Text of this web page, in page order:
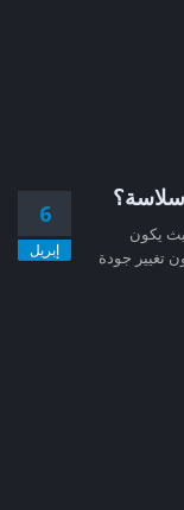
6
إبريل
سلاسة؟
يكون
تغيير جودة